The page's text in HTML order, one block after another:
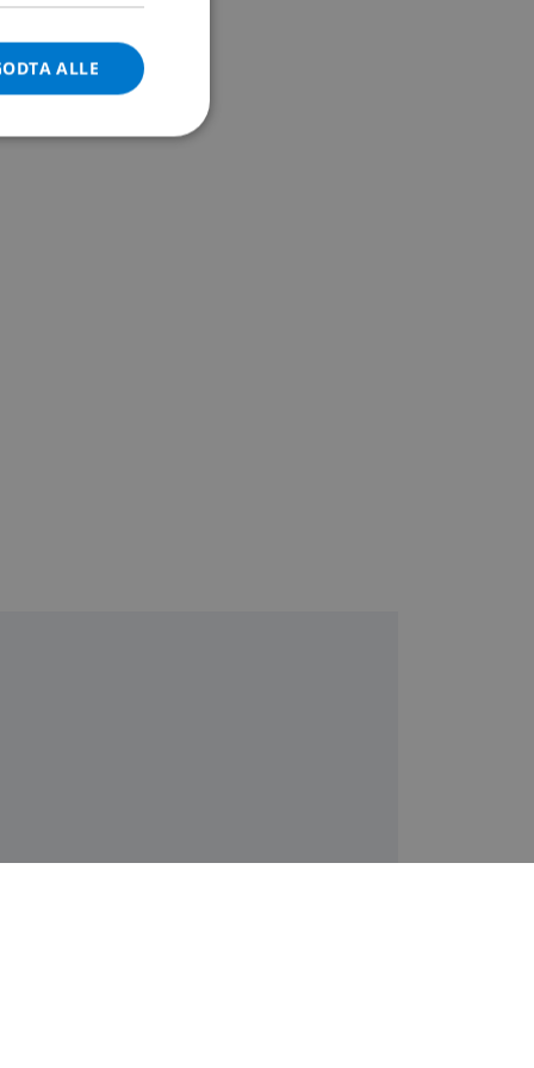
NORWEGIAN
ALLE